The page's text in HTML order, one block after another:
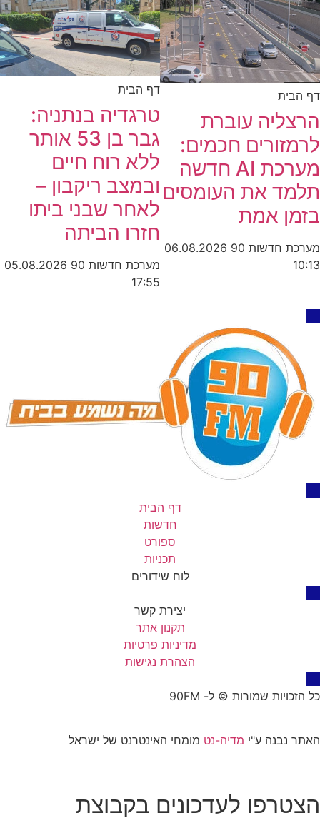
דף הבית
הרצליה עוברת
לרמזורים חכמים:
מערכת AI חדשה
תלמד את העומסים
בזמן אמת
מערכת חדשות 90
06.08.2026
10:13
דף הבית
טרגדיה בנתניה:
גבר בן 53 אותר
ללא רוח חיים
ובמצב ריקבון –
לאחר שבני ביתו
חזרו הביתה
מערכת חדשות 90
05.08.2026
17:55
דף הבית
חדשות
ספורט
תכניות
לוח שידורים
יצירת קשר
תקנון אתר
מדיניות פרטיות
הצהרת נגישות
כל הזכויות שמורות © ל- 90FM
האתר נבנה ע"י מדיה-נט מומחי האינטרנט של ישראל
הצטרפו לעדכונים בקבוצת